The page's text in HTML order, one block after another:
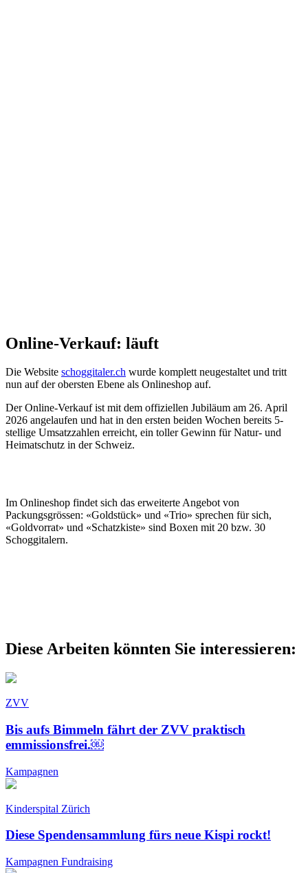
Online-Verkauf: läuft
Die Website schoggitaler.ch wurde komplett neugestaltet und tritt
nun auf der obersten Ebene als Onlineshop auf.
Der Online-Verkauf ist mit dem offiziellen Jubiläum am 26. April
2026 angelaufen und hat in den ersten beiden Wochen bereits 5-
stellige Umsatzzahlen erreicht, ein toller Gewinn für Natur- und
Heimatschutz in der Schweiz.
Im Onlineshop findet sich das erweiterte Angebot von
Packungsgrössen: «Goldstück» und «Trio» sprechen für sich,
«Goldvorrat» und «Schatzkiste» sind Boxen mit 20 bzw. 30
Schoggitalern.
Diese Arbeiten könnten Sie interessieren:
ZVV
Bis aufs Bimmeln fährt der ZVV praktisch
emmissionsfrei.￼
Kampagnen
Kinderspital Zürich
Diese Spendensammlung fürs neue Kispi rockt!
Kampagnen Fundraising